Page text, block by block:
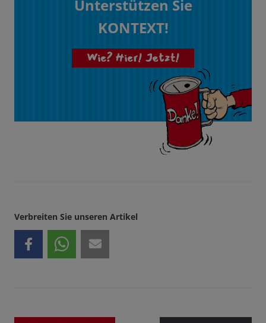
Unterstützen Sie
KONTEXT!
Wie? Hier! Jetzt!
Verbreiten Sie unseren Artikel